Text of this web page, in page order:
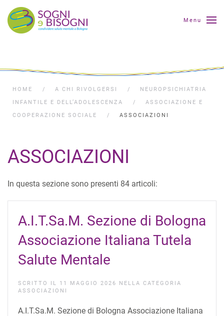
Menu
HOME A CHI RIVOLGERSI
NEUROPSICHIATRIA
INFANTILE E DELL’ADOLESCENZA
ASSOCIAZIONE E
COOPERAZIONE SOCIALE
ASSOCIAZIONI
ASSOCIAZIONI
In questa sezione sono presenti 84 articoli:
A.I.T.Sa.M. Sezione di Bologna
Associazione Italiana Tutela
Salute Mentale
SCRITTO IL 11 MAGGIO 2026
NELLA CATEGORIA
ASSOCIAZIONI
A.I.T.Sa.M. Sezione di Bologna Associazione Italiana